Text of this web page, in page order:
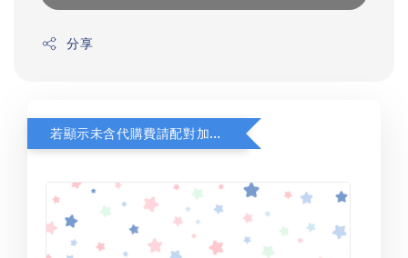
分享
若顯示未含代購費請配對加購(未加購視同無效訂單)